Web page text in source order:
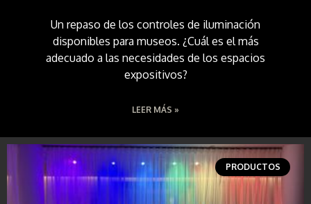
Un repaso de los controles de iluminación
disponibles para museos. ¿Cuál es el más
adecuado a las necesidades de los espacios
expositivos?
LEER MÁS »
PRODUCTOS